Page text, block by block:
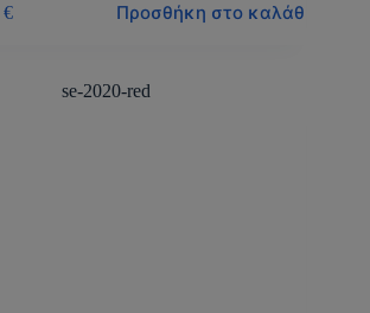
€ Προσθήκη στο καλάθι